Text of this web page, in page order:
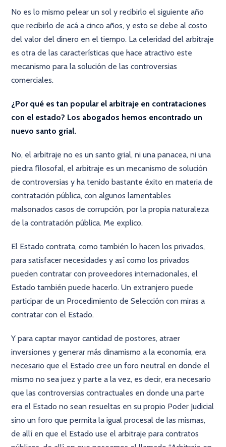
No es lo mismo pelear un sol y recibirlo el siguiente año
que recibirlo de acá a cinco años, y esto se debe al costo
del valor del dinero en el tiempo. La celeridad del arbitraje
es otra de las características que hace atractivo este
mecanismo para la solución de las controversias
comerciales.
¿Por qué es tan popular el arbitraje en contrataciones
con el estado? Los abogados hemos encontrado un
nuevo santo grial.
No, el arbitraje no es un santo grial, ni una panacea, ni una
piedra ﬁlosofal, el arbitraje es un mecanismo de solución
de controversias y ha tenido bastante éxito en materia de
contratación pública, con algunos lamentables
malsonados casos de corrupción, por la propia naturaleza
de la contratación pública. Me explico.
El Estado contrata, como también lo hacen los privados,
para satisfacer necesidades y así como los privados
pueden contratar con proveedores internacionales, el
Estado también puede hacerlo. Un extranjero puede
participar de un Procedimiento de Selección con miras a
contratar con el Estado.
Y para captar mayor cantidad de postores, atraer
inversiones y generar más dinamismo a la economía, era
necesario que el Estado cree un foro neutral en donde el
mismo no sea juez y parte a la vez, es decir, era necesario
que las controversias contractuales en donde una parte
era el Estado no sean resueltas en su propio Poder Judicial
sino un foro que permita la igual procesal de las mismas,
de allí en que el Estado use el arbitraje para contratos